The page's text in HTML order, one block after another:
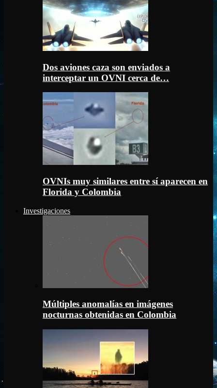
Dos aviones caza son enviados a
interceptar un OVNI cerca de…
OVNIs muy similares entre sí aparecen en
Florida y Colombia
Investigaciones
Múltiples anomalías en imágenes
nocturnas obtenidas en Colombia